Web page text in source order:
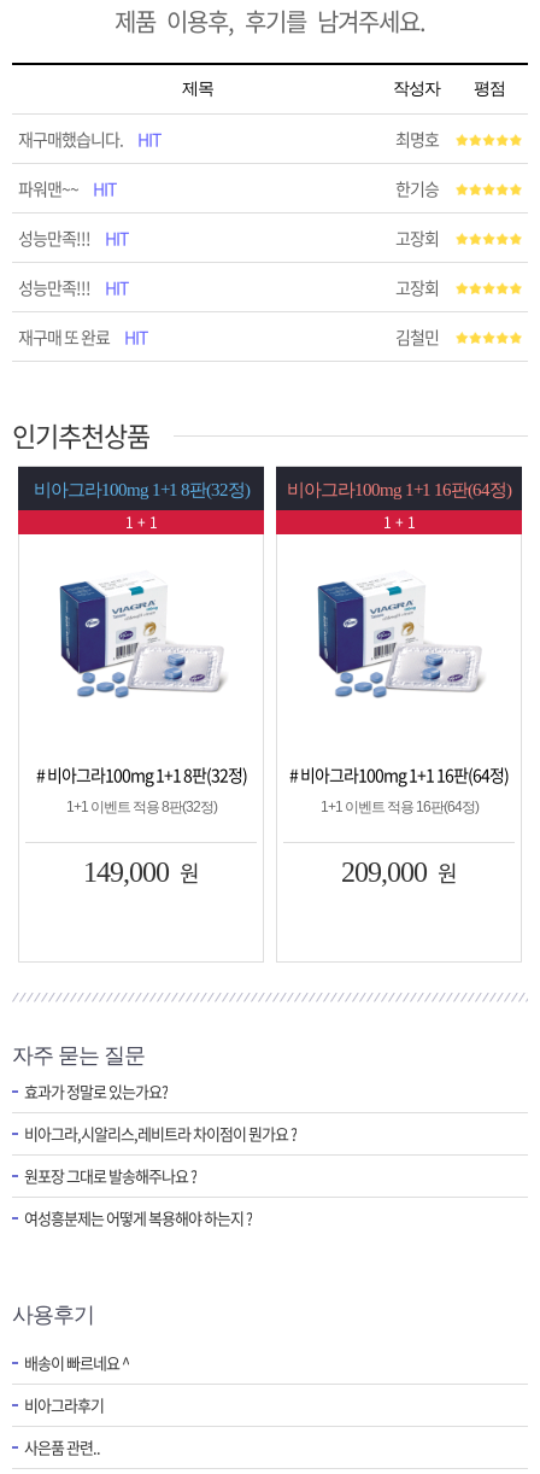
제품 이용후, 후기를 남겨주세요.
제목 작성자 평점
재구매했습니다. HIT 최명호
파워맨~~ HIT 한기승
성능만족!!! HIT 고장회
성능만족!!! HIT 고장회
재구매 또 완료 HIT 김철민
인기추천상품
비아그라100mg 1+1 8판(32정)
# 비아그라100mg 1+1 8판(32정)
1+1 이벤트 적용 8판(32정)
149,000 원
1 + 1
비아그라100mg 1+1 16판(64정)
# 비아그라100mg 1+1 16판(64정)
1+1 이벤트 적용 16판(64정)
209,000 원
1 + 1
자주 묻는 질문
효과가 정말로 있는가요?
비아그라,시알리스,레비트라 차이점이 뭔가요 ?
원포장 그대로 발송해주나요 ?
여성흥분제는 어떻게 복용해야 하는지 ?
사용후기
배송이 빠르네요 ^
비아그라후기
사은품 관련..